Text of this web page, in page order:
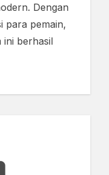
Dengan
para pemain,
ini berhasil